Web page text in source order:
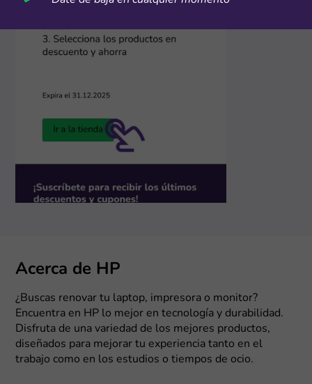
Acerca de HP
¿Buscas renovar tu laptop, impresora o monitor?
Encuentra en HP lo mejor en tecnología y durabilidad.
Disfruta de una variedad de los mejores productos,
diseñados para mejorar tu experiencia tanto en el
trabajo como en los estudios o tiempos de ocio.